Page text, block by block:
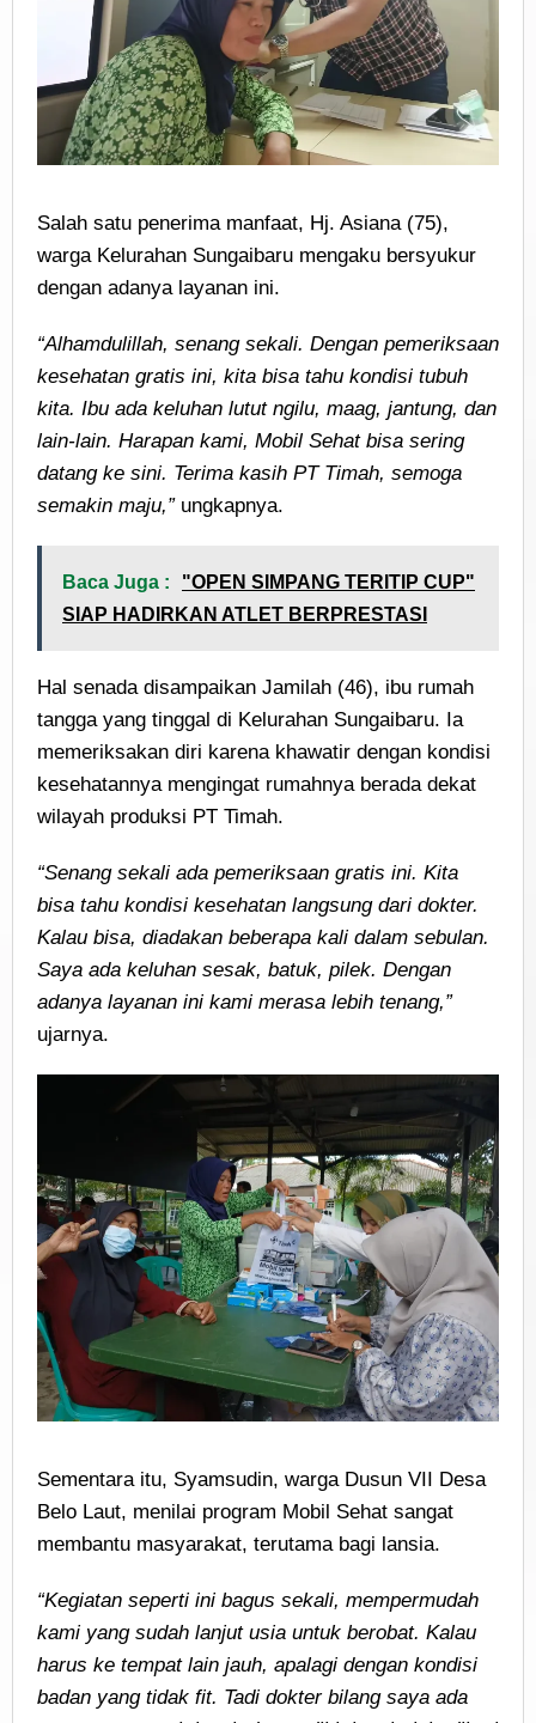
Salah satu penerima manfaat, Hj. Asiana (75),
warga Kelurahan Sungaibaru mengaku bersyukur
dengan adanya layanan ini.
“Alhamdulillah, senang sekali. Dengan pemeriksaan
kesehatan gratis ini, kita bisa tahu kondisi tubuh
kita. Ibu ada keluhan lutut ngilu, maag, jantung, dan
lain-lain. Harapan kami, Mobil Sehat bisa sering
datang ke sini. Terima kasih PT Timah, semoga
semakin maju,”ungkapnya.
Baca Juga :
"OPEN SIMPANG TERITIP CUP"
SIAP HADIRKAN ATLET BERPRESTASI
Hal senada disampaikan Jamilah (46), ibu rumah
tangga yang tinggal di Kelurahan Sungaibaru. Ia
memeriksakan diri karena khawatir dengan kondisi
kesehatannya mengingat rumahnya berada dekat
wilayah produksi PT Timah.
“Senang sekali ada pemeriksaan gratis ini. Kita
bisa tahu kondisi kesehatan langsung dari dokter.
Kalau bisa, diadakan beberapa kali dalam sebulan.
Saya ada keluhan sesak, batuk, pilek. Dengan
adanya layanan ini kami merasa lebih tenang,”
ujarnya.
Sementara itu, Syamsudin, warga Dusun VII Desa
Belo Laut, menilai program Mobil Sehat sangat
membantu masyarakat, terutama bagi lansia.
“Kegiatan seperti ini bagus sekali, mempermudah
kami yang sudah lanjut usia untuk berobat. Kalau
harus ke tempat lain jauh, apalagi dengan kondisi
badan yang tidak fit. Tadi dokter bilang saya ada